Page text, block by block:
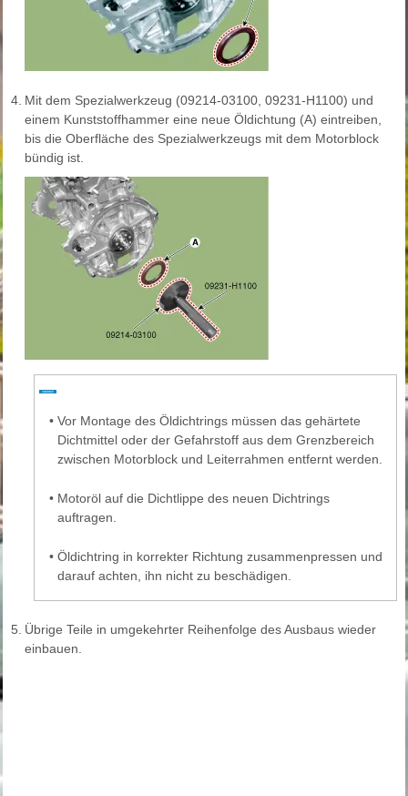
4. Mit dem Spezialwerkzeug (09214-03100, 09231-H1100) und
einem Kunststoffhammer eine neue Öldichtung (A) eintreiben,
bis die Oberfläche des Spezialwerkzeugs mit dem Motorblock
bündig ist.
• Vor Montage des Öldichtrings müssen das gehärtete
Dichtmittel oder der Gefahrstoff aus dem Grenzbereich
zwischen Motorblock und Leiterrahmen entfernt werden.
• Motoröl auf die Dichtlippe des neuen Dichtrings
auftragen.
• Öldichtring in korrekter Richtung zusammenpressen und
darauf achten, ihn nicht zu beschädigen.
5. Übrige Teile in umgekehrter Reihenfolge des Ausbaus wieder
einbauen.